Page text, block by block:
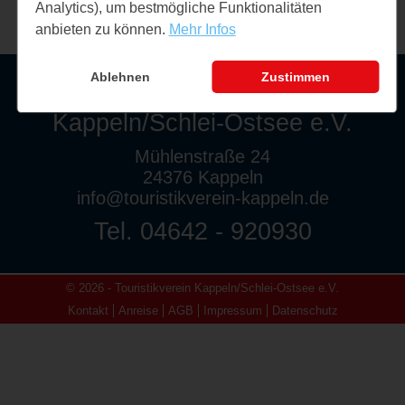
Touristikverein
Kappeln/Schlei-Ostsee e.V.
Mühlenstraße 24
24376 Kappeln
info@touristikverein-kappeln.de
Tel. 04642 - 920930
© 2026 - Touristikverein Kappeln/Schlei-Ostsee e.V.
Kontakt
Anreise AGB Impressum Datenschutz
Analytics), um bestmögliche Funktionalitäten
anbieten zu können. Mehr Infos
Ablehnen Zustimmen